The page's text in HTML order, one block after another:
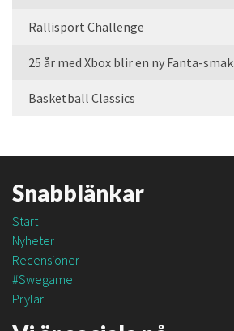
Rallisport Challenge
25 år med Xbox blir en ny Fanta-smak
Basketball Classics
Snabblänkar
Start
Nyheter
Recensioner
#Swegame
Prylar